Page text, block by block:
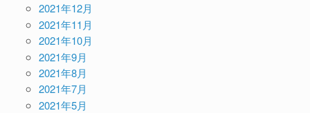
2021年12月
2021年11月
2021年10月
2021年9月
2021年8月
2021年7月
2021年5月